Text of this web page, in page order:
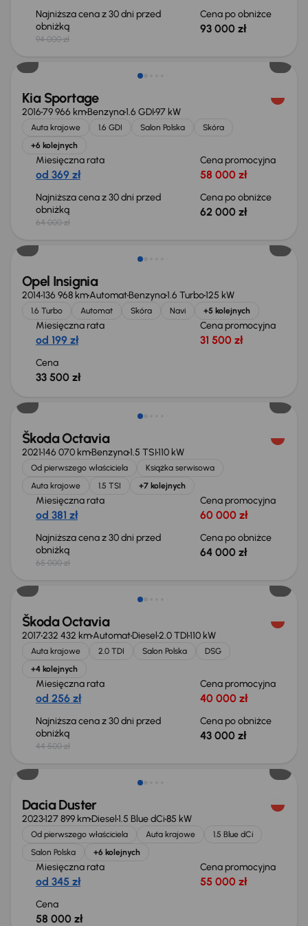
Najniższa cena z 30 dni przed
obniżką
94 000 zł
Cena po obniżce
93 000 zł
Taniej o 2 000 zł
Kia Sportage
201679 966 kmBenzyna1.6 GDI97 kW
Auta krajowe 1.6 GDI Salon Polska
Skóra
+6 kolejnych
Miesięczna rata
od 369 zł
Cena promocyjna
58 000 zł
Najniższa cena z 30 dni przed
obniżką
64 000 zł
Cena po obniżce
62 000 zł
Opel Insignia
2014136 968 kmAutomatBenzyna1.6 Turbo125 kW
1.6 Turbo Automat Skóra Navi +5 kolejnych
Miesięczna rata
od 199 zł
Cena promocyjna
31 500 zł
Cena
33 500 zł
Taniej o 1 000 zł
Škoda Octavia
2021146 070 kmBenzyna1.5 TSI110 kW
Od pierwszego właściciela
Książka serwisowa
Auta krajowe
1.5 TSI +7 kolejnych
Miesięczna rata
od 381 zł
Cena promocyjna
60 000 zł
Najniższa cena z 30 dni przed
obniżką
65 000 zł
Cena po obniżce
64 000 zł
Taniej o 1 500 zł
Škoda Octavia
2017232 432 kmAutomatDiesel2.0 TDI110 kW
Auta krajowe 2.0 TDI Salon Polska
DSG
+4 kolejnych
Miesięczna rata
od 256 zł
Cena promocyjna
40 000 zł
Najniższa cena z 30 dni przed
obniżką
44 500 zł
Cena po obniżce
43 000 zł
Możliwość odliczenia VAT
Dacia Duster
2023127 899 kmDiesel1.5 Blue dCi85 kW
Od pierwszego właściciela Auta krajowe
1.5 Blue dCi
Salon Polska
+6 kolejnych
Miesięczna rata
od 345 zł
Cena promocyjna
55 000 zł
Cena
58 000 zł